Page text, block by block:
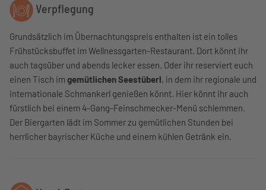
Verpflegung
Grundsätzlich im Übernachtungspreis enthalten ist ein tolles
Frühstücksbuffet im Wellnessgarten-Restaurant. Dort könnt ihr
auch tagsüber und abends lecker essen. Oder ihr reserviert euch
einen Tisch imgemütlichen Seestüberl, in dem ihr regionale und
internationale Schmankerl genießen könnt. Hier könnt ihr auch
fürstlich bei einem 4-Gang-Feinschmecker-Menü schlemmen.
Der Biergarten lädt im Sommer zu gemütlichen Stunden bei
herrlicher bayrischer Küche und einem kühlen Getränk ein.